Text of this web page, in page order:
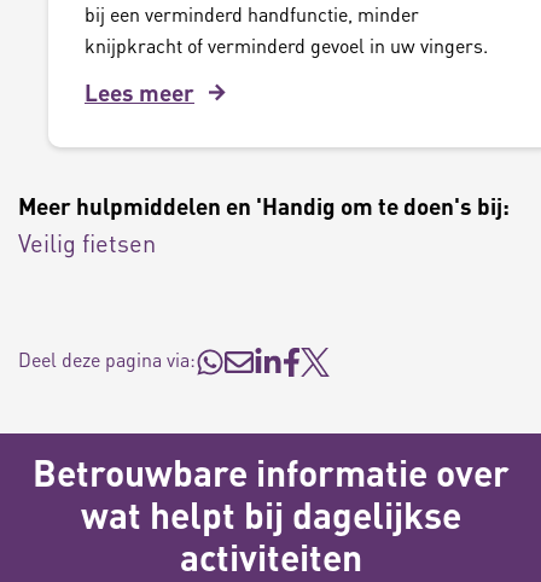
bij een verminderd handfunctie, minder
knijpkracht of verminderd gevoel in uw vingers.
Lees meer
Meer hulpmiddelen en 'Handig om te doen's bij:
Veilig fietsen
Deel deze pagina via:
Betrouwbare informatie over
wat helpt bij dagelijkse
activiteiten